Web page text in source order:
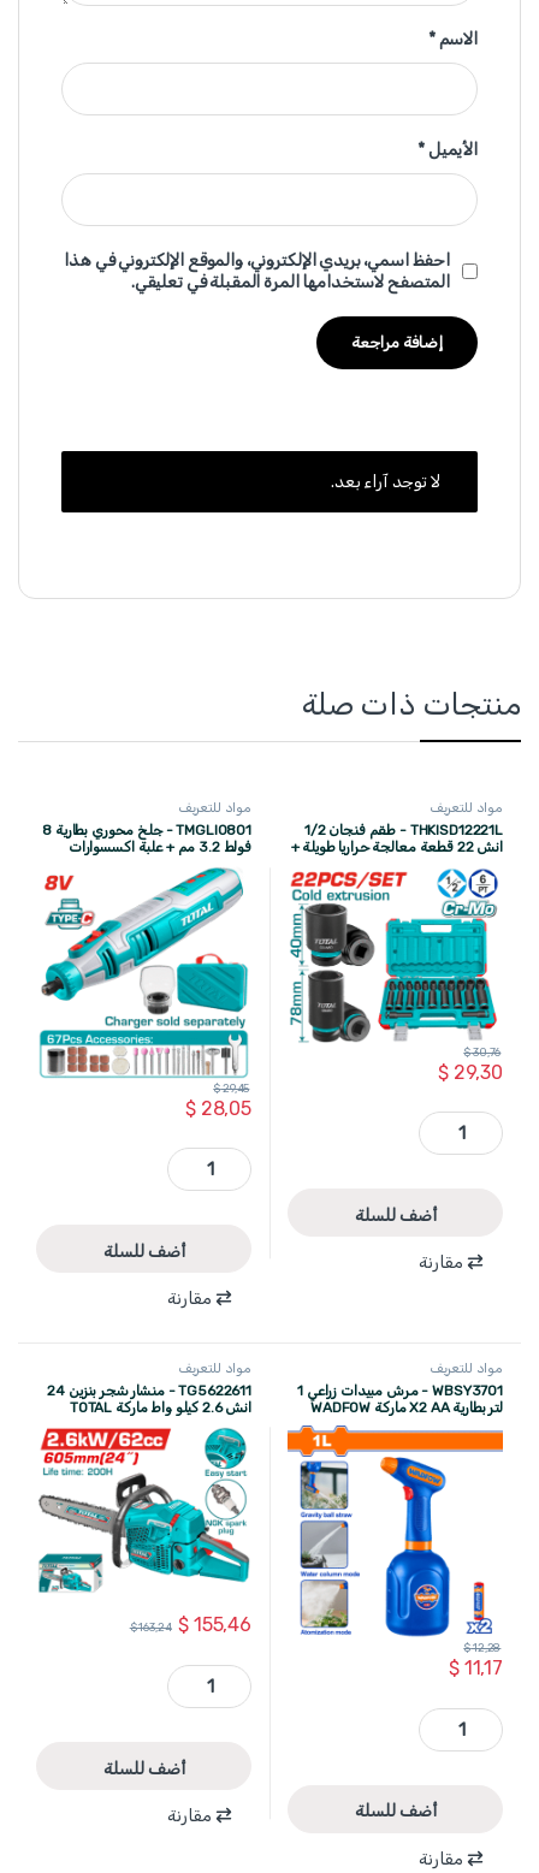
الاسم*
الأيميل*
احفظ اسمي، بريدي الإلكتروني، والموقع الإلكتروني في هذا
المتصفح لاستخدامها المرة المقبلة في تعليقي.
لا توجد آراء بعد.
منتجات ذات صلة
مواد للتعريف
THKISD12221L - طقم فنجان 1/2
انش 22 قطعة معالجة حراريا طويلة +
$29,30
$30,76
THKISD12221L - طقم فنجان 1/2 انش 22 قطعة معالجة حراريا طويلة + قصيرة (10 الى 24 ) مم ماركة TOTAL quantity
أضف للسلة
مقارنة
مواد للتعريف
TMGLI0801 - جلخ محوري بطارية 8
فولط 3.2 مم + علبة اكسسوارات
ضمن حقيبة قماشية ماركة TOTAL
$28,05
$29,45
TMGLI0801 - جلخ محوري بطارية 8 فولط 3.2 مم + علبة اكسسوارات ضمن حقيبة قماشية ماركة TOTAL quantity
أضف للسلة
مقارنة
مواد للتعريف
WBSY3701 - مرش مبيدات زراعي 1
لتر بطارية X2 AA ماركة WADFOW
$11,17
$12,28
WBSY3701 - مرش مبيدات زراعي 1 لتر بطارية X2 AA ماركة WADFOW quantity
أضف للسلة
مقارنة
مواد للتعريف
TG5622611 - منشار شجر بنزين 24
انش 2.6 كيلو واط ماركة TOTAL
$155,46
$163,24
TG5622611 - منشار شجر بنزين 24 انش 2.6 كيلو واط ماركة TOTAL quantity
أضف للسلة
مقارنة